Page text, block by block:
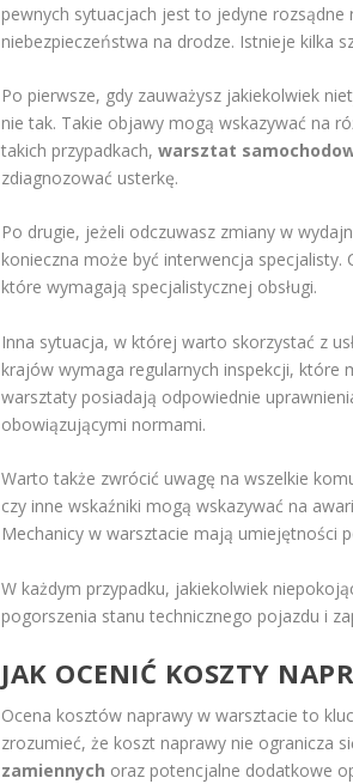
pewnych sytuacjach jest to jedyne
niebezpieczeństwa na drodze. Istnieje kilka
Po pierwsze, gdy zauważysz jakiekolwiek
nie tak. Takie objawy mogą wskazywać na
takich przypadkach,warsztat
zdiagnozować usterkę.
Po drugie, jeżeli odczuwasz zmiany w
konieczna może być interwencja
które wymagają specjalistycznej obsługi.
Inna sytuacja, w której warto skorzystać z
krajów wymaga regularnych inspekcji, które
warsztaty posiadają odpowiednie
obowiązującymi normami.
Warto także zwrócić uwagę na wszelkie
czy inne wskaźniki mogą wskazywać na
Mechanicy w warsztacie mają umiejętności
W każdym przypadku, jakiekolwiek
pogorszenia stanu technicznego pojazdu i
JAK OCENIĆ KOSZTY
Ocena kosztów naprawy w warsztacie to
zrozumieć, że koszt naprawy nie ogranicza
zamiennych oraz potencjalne dodatkowe